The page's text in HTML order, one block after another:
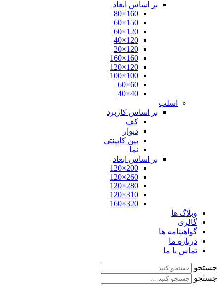
بر اساس ابعاد
160×80
150×60
120×60
120×40
120×20
160×160
120×120
100×100
60×60
40×40
اسلب
بر اساس کاربرد
کف
دیوار
بین کابینتی
نما
بر اساس ابعاد
200×120
260×120
280×120
310×120
320×160
وبلاگ ها
گالری
گواهینامه ها
درباره ما
تماس با ما
جستجو
جستجو